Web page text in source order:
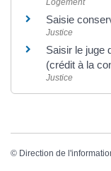
Saisie
Justice
Saisir le juge
(crédit à la
Justice
© Direction de